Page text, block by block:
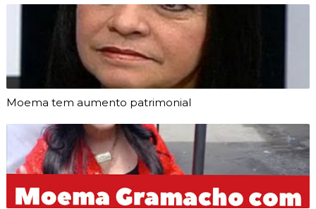
Moema tem aumento patrimonial